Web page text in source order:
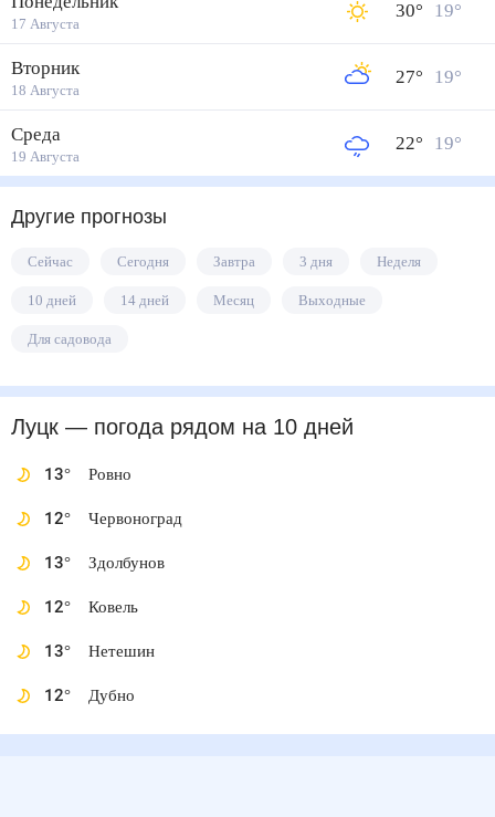
17 Августа
30° 19°
Вторник
18 Августа
27° 19°
Среда
19 Августа
22° 19°
Другие прогнозы
Сейчас Сегодня Завтра 3 дня Неделя
10 дней 14 дней Месяц Выходные
Для садовода
Луцк — погода рядом на 10 дней
13° Ровно
12° Червоноград
13° Здолбунов
12° Ковель
13° Нетешин
12° Дубно